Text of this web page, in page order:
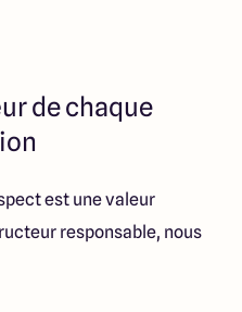
de chaque
est une valeur
responsable, nous